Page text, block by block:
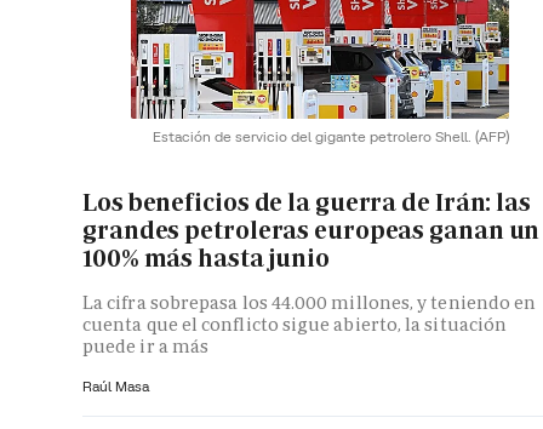
Estación de servicio del gigante petrolero Shell. (AFP)
Los beneficios de la guerra de Irán: las
grandes petroleras europeas ganan un
100% más hasta junio
La cifra sobrepasa los 44.000 millones, y teniendo en
cuenta que el conflicto sigue abierto, la situación
puede ir a más
Raúl Masa